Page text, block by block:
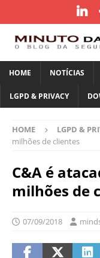
HOME NOTÍCIAS
LGPD & PRIVACY
HOME LGPD &
milhões de clientes
C&A é
milhões de
07/09/2018